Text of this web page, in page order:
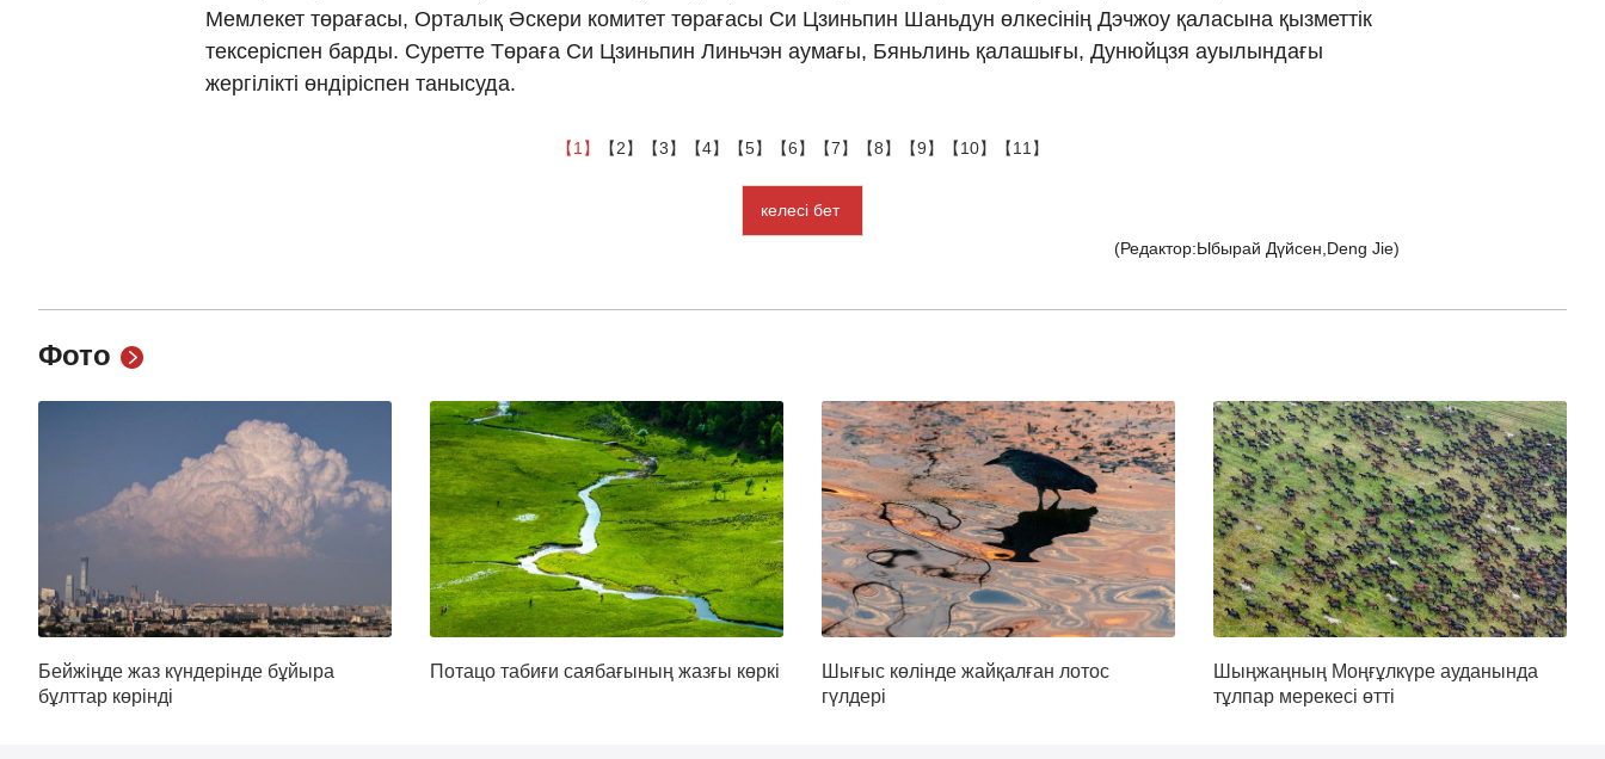
Мемлекет төрағасы, Орталық Әскери комитет төрағасы Си Цзиньпин Шаньдун өлкесінің Дэчжоу қаласына қызметтік
тексеріспен барды. Суретте Төраға Си Цзиньпин Линьчэн аумағы, Бяньлинь қалашығы, Дунюйцзя ауылындағы
жергілікті өндіріспен танысуда.
【1】 【2】 【3】 【4】 【5】 【6】 【7】 【8】 【9】 【10】 【11】
келесі бет
(Редактор:Ыбырай Дүйсен,Deng Jie)
Фото
Бейжіңде жаз күндерінде бұйыра
бұлттар көрінді
Потацо табиғи саябағының жазғы көркі
Шығыс көлінде жайқалған лотос
гүлдері
Шыңжаңның Моңғұлкүре ауданында
тұлпар мерекесі өтті